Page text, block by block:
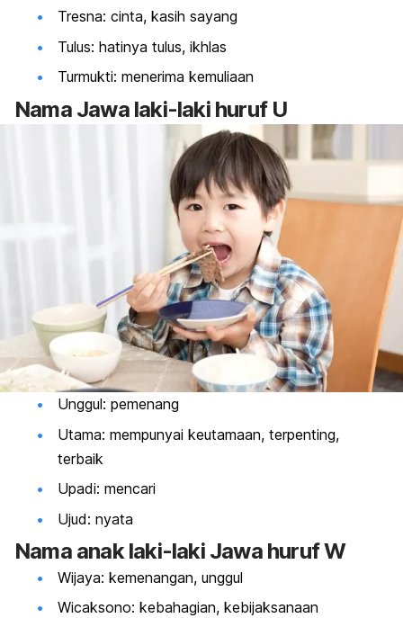
Tresna: cinta, kasih sayang
Tulus: hatinya tulus, ikhlas
Turmukti: menerima kemuliaan
Nama Jawa laki-laki huruf U
Unggul: pemenang
Utama: mempunyai keutamaan, terpenting,
terbaik
Upadi: mencari
Ujud: nyata
Nama anak laki-laki Jawa huruf W
Wijaya: kemenangan, unggul
Wicaksono: kebahagian, kebijaksanaan